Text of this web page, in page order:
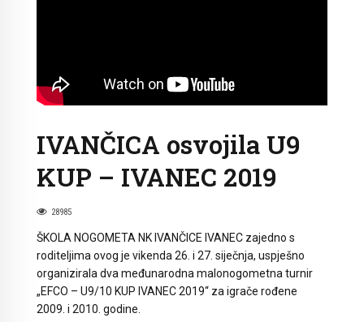
IVANČICA osvojila U9
KUP – IVANEC 2019
28985
ŠKOLA NOGOMETA NK IVANČICE IVANEC zajedno s
roditeljima ovog je vikenda 26. i 27. siječnja, uspješno
organizirala dva međunarodna malonogometna turnir
„EFCO – U9/10 KUP IVANEC 2019“ za igrače rođene
2009. i 2010. godine.